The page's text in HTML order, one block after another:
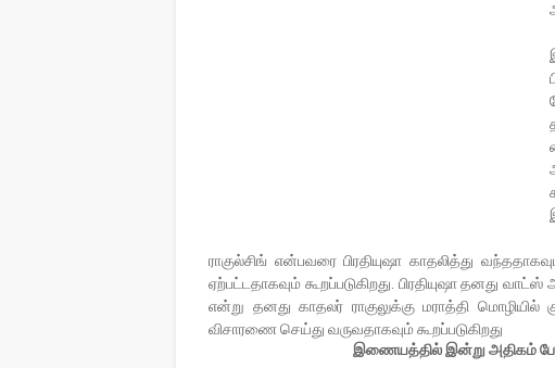
ராகுல்சிங் என்பவரை பிரதியுஷா காதலித்து
ஏற்பட்டதாகவும் கூறப்படுகிறது. பிரதியுஷா தனது
என்று தனது காதலர் ராகுலுக்கு மராத்தி மொழியில்
விசாரணை செய்து வருவதாகவும் கூறப்படுகிறது
இணையத்தில் இன்று அதிகம்